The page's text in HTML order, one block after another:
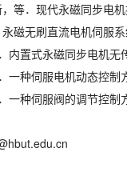
等．现代永磁同步电
永磁无刷直流电机伺服
内置式永磁同步电机
一种伺服电机动态控
一种伺服阀的调节控